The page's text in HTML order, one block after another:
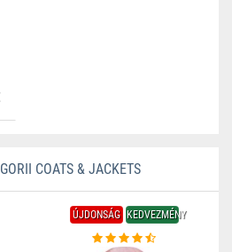
COATS & JACKETS
ÚJDONSÁG KEDVEZMÉNY